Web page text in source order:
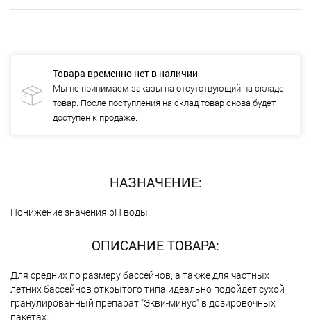
Товара временно нет в наличии
Мы не принимаем заказы на отсутствующий на складе
товар. После поступления на склад товар снова будет
доступен к продаже.
НАЗНАЧЕНИЕ:
Понижение значения рН воды.
ОПИСАНИЕ ТОВАРА:
Для средних по размеру бассейнов, а также для частных
летних бассейнов открытого типа идеально подойдет сухой
гранулированный препарат "Экви-минус" в дозировочных
пакетах.